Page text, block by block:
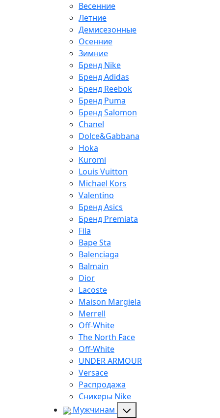
Весенние
Летние
Демисезонные
Осенние
Зимние
Бренд Nike
Бренд Adidas
Бренд Reebok
Бренд Puma
Бренд Salomon
Chanel
Dolce&Gabbana
Hoka
Kuromi
Louis Vuitton
Michael Kors
Valentino
Бренд Asics
Бренд Premiata
Fila
Bape Sta
Balenciaga
Balmain
Dior
Lacoste
Maison Margiela
Merrell
Off-White
The North Face
Off-White
UNDER ARMOUR
Versace
Распродажа
Сникеры Nike
Мужчинам